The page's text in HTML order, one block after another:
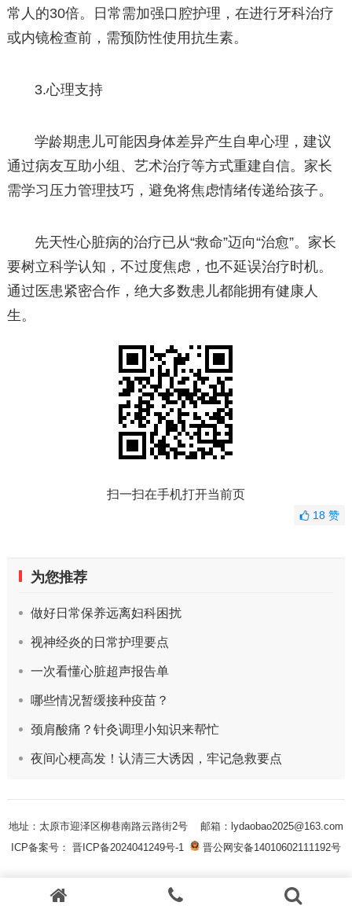
常人的30倍。日常需加强口腔护理，在进行牙科治疗
或内镜检查前，需预防性使用抗生素。
3.心理支持
学龄期患儿可能因身体差异产生自卑心理，建议
通过病友互助小组、艺术治疗等方式重建自信。家长
需学习压力管理技巧，避免将焦虑情绪传递给孩子。
先天性心脏病的治疗已从“救命”迈向“治愈”。家长
要树立科学认知，不过度焦虑，也不延误治疗时机。
通过医患紧密合作，绝大多数患儿都能拥有健康人
生。
扫一扫在手机打开当前页
18赞
为您推荐
做好日常保养远离妇科困扰
视神经炎的日常护理要点
一次看懂心脏超声报告单
哪些情况暂缓接种疫苗？
颈肩酸痛？针灸调理小知识来帮忙
夜间心梗高发！认清三大诱因，牢记急救要点
地址：太原市迎泽区柳巷南路云路街2号 邮箱：lydaobao2025@163.com
ICP备案号： 晋ICP备2024041249号-1
晋公网安备14010602111192号